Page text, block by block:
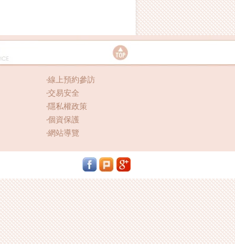
‧線上預約參訪
‧交易安全
‧隱私權政策
‧個資保護
‧網站導覽